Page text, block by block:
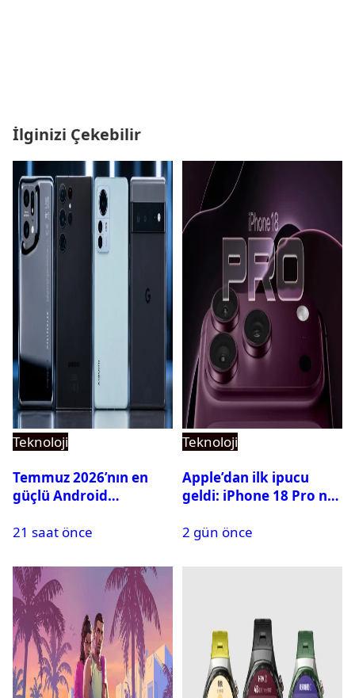
İlginizi Çekebilir
Teknoloji
Temmuz 2026’nın en
güçlü Android
21 saat önce
Teknoloji
Apple’dan ilk ipucu
geldi: iPhone 18 Pro ne
2 gün önce